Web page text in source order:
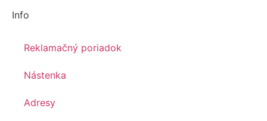
Info
Reklamačný poriadok
Nástenka
Adresy